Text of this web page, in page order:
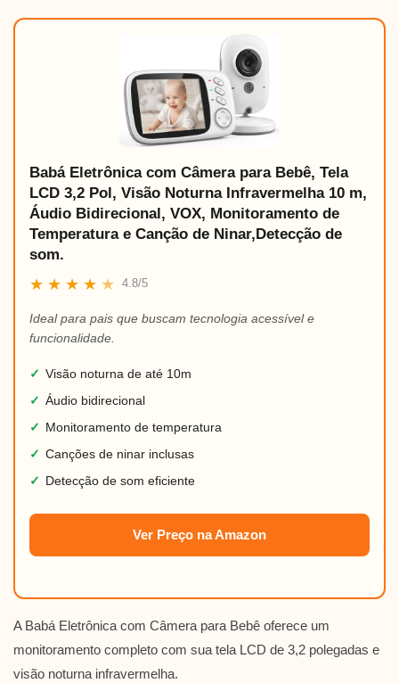
Babá Eletrônica com Câmera para Bebê, Tela
LCD 3,2 Pol, Visão Noturna Infravermelha 10 m,
Áudio Bidirecional, VOX, Monitoramento de
Temperatura e Canção de Ninar,Detecção de
som.
★ ★ ★ ★ ★ 4.8/5
Ideal para pais que buscam tecnologia acessível e
funcionalidade.
✓ Visão noturna de até 10m
✓ Áudio bidirecional
✓
Monitoramento de temperatura
✓ Canções de ninar inclusas
✓
Detecção de som eficiente
Ver Preço na Amazon
A Babá Eletrônica com Câmera para Bebê oferece um
monitoramento completo com sua tela LCD de 3,2 polegadas e
visão noturna infravermelha.